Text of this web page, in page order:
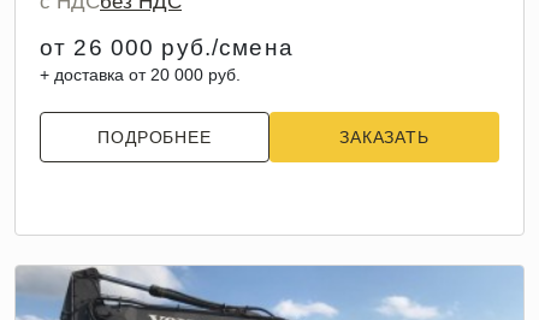
от 26 000 руб./смена
+ доставка от 20 000 руб.
ПОДРОБНЕЕ ЗАКАЗАТЬ